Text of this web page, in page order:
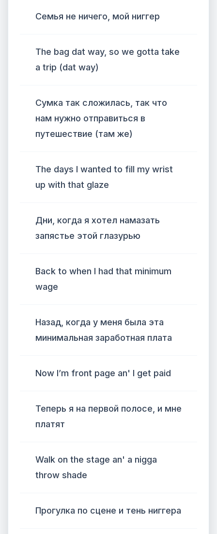
Семья не ничего, мой ниггер
The bag dat way, so we gotta take
a trip (dat way)
Сумка так сложилась, так что
нам нужно отправиться в
путешествие (там же)
The days I wanted to fill my wrist
up with that glaze
Дни, когда я хотел намазать
запястье этой глазурью
Back to when I had that minimum
wage
Назад, когда у меня была эта
минимальная заработная плата
Now I’m front page an' I get paid
Теперь я на первой полосе, и мне
платят
Walk on the stage an' a nigga
throw shade
Прогулка по сцене и тень ниггера